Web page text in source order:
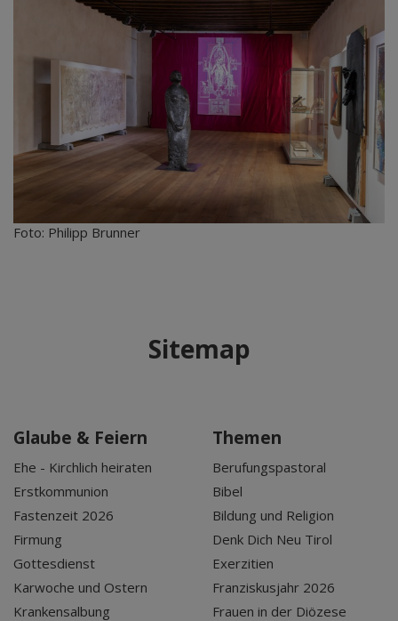
Foto: Philipp Brunner
Sitemap
Glaube & Feiern
Ehe - Kirchlich heiraten
Erstkommunion
Fastenzeit 2026
Firmung
Gottesdienst
Karwoche und Ostern
Krankensalbung
Themen
Berufungspastoral
Bibel
Bildung und Religion
Denk Dich Neu Tirol
Exerzitien
Franziskusjahr 2026
Frauen in der Diözese